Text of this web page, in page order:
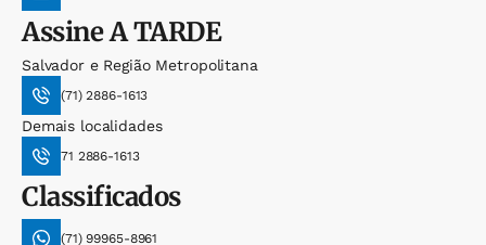
AssineA TARDE
Salvador e Região Metropolitana
(71) 2886-1613
Demais localidades
71 2886-1613
Classificados
(71) 99965-8961